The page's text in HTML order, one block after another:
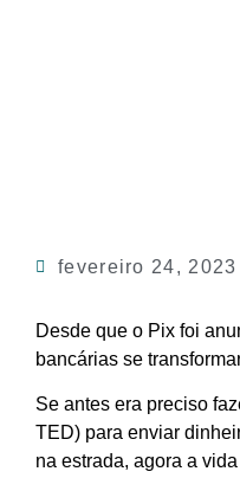
fevereiro 24, 2023
Desde que o Pix foi
bancárias se
Se antes era preciso
TED) para enviar
na estrada, agora a